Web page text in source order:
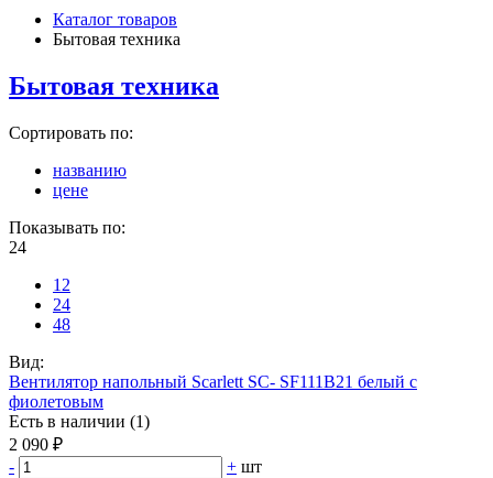
Каталог товаров
Бытовая техника
Бытовая техника
Сортировать по:
названию
цене
Показывать по:
24
12
24
48
Вид:
Вентилятор напольный Scarlett SC- SF111B21 белый с
фиолетовым
Есть в наличии (1)
2 090 ₽
-
+ шт